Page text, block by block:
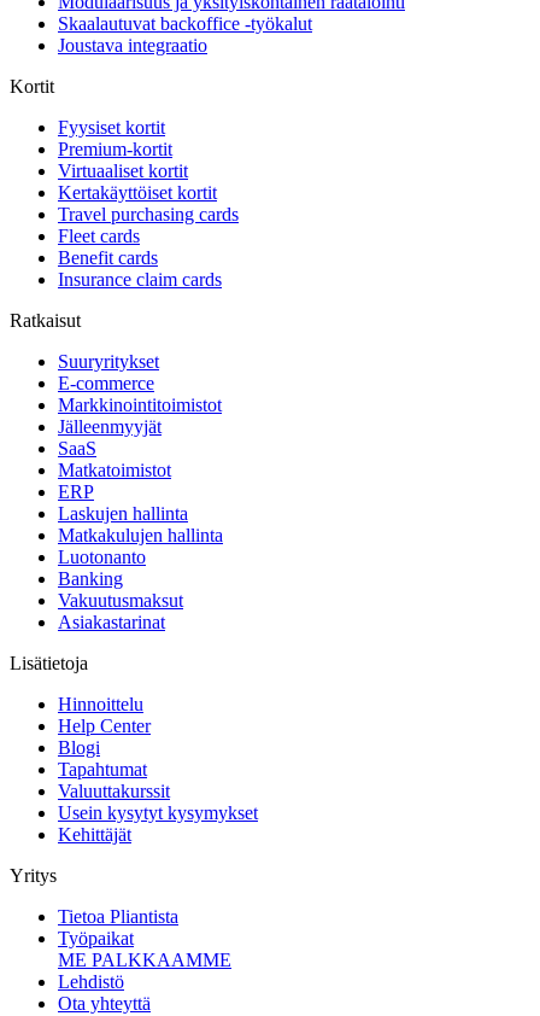
Skaalautuvat backoffice -työkalut
Joustava integraatio
Kortit
Fyysiset kortit
Premium-kortit
Virtuaaliset kortit
Kertakäyttöiset kortit
Travel purchasing cards
Fleet cards
Benefit cards
Insurance claim cards
Ratkaisut
Suuryritykset
E-commerce
Markkinointitoimistot
Jälleenmyyjät
SaaS
Matkatoimistot
ERP
Laskujen hallinta
Matkakulujen hallinta
Luotonanto
Banking
Vakuutusmaksut
Asiakastarinat
Lisätietoja
Hinnoittelu
Help Center
Blogi
Tapahtumat
Valuuttakurssit
Usein kysytyt kysymykset
Kehittäjät
Yritys
Tietoa Pliantista
Työpaikat
ME PALKKAAMME
Lehdistö
Ota yhteyttä